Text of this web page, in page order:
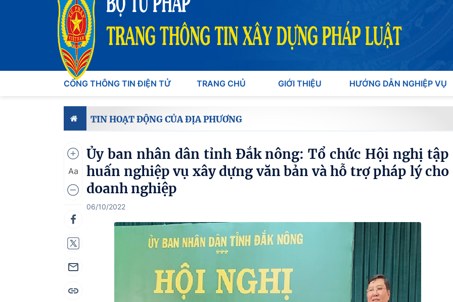
CỔNG THÔNG TIN ĐIỆN TỬ TRANG CHỦ GIỚI THIỆU HƯỚNG DẪN NGHIỆP VỤ
TIN HOẠT ĐỘNG CỦA ĐỊA PHƯƠNG
Aa
Ủy ban nhân dân tỉnh Đắk nông: Tổ chức Hội nghị tập
huấn nghiệp vụ xây dựng văn bản và hỗ trợ pháp lý cho
doanh nghiệp
06/10/2022